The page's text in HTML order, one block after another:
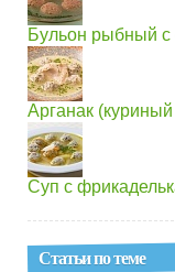
Бульон рыбный с
Арганак (куриный
Суп с
Статьи по теме